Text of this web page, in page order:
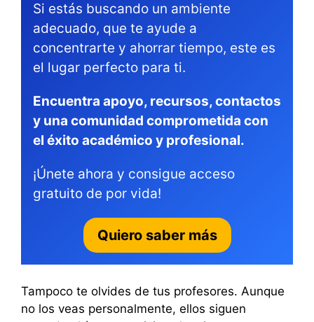
Si estás buscando un ambiente
adecuado, que te ayude a
concentrarte y ahorrar tiempo, este es
el lugar perfecto para ti.
Encuentra apoyo, recursos, contactos
y una comunidad comprometida con
el éxito académico y profesional.
¡Únete ahora y consigue acceso
gratuito de por vida!
Quiero saber más
Tampoco te olvides de tus profesores. Aunque
no los veas personalmente, ellos siguen